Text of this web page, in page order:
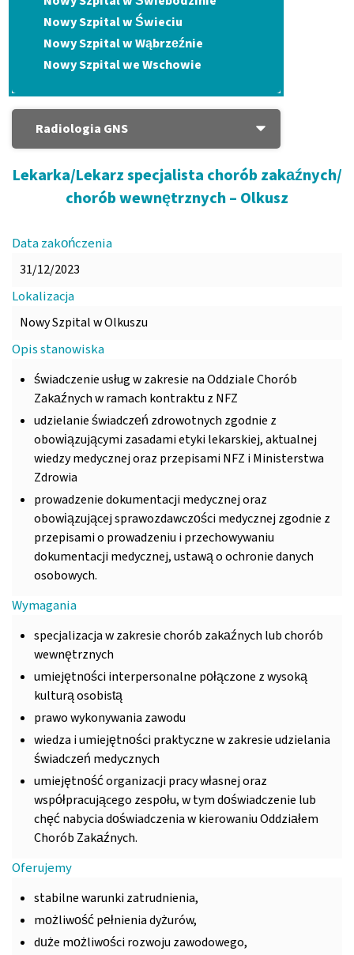
Nowy Szpital w Świeciu
Nowy Szpital w Wąbrzeźnie
Nowy Szpital we Wschowie
Radiologia GNS
Lekarka/Lekarz specjalista chorób zakaźnych/
chorób wewnętrznych – Olkusz
Data zakończenia
31/12/2023
Lokalizacja
Nowy Szpital w Olkuszu
Opis stanowiska
świadczenie usług w zakresie na Oddziale Chorób
Zakaźnych w ramach kontraktu z NFZ
udzielanie świadczeń zdrowotnych zgodnie z
obowiązującymi zasadami etyki lekarskiej, aktualnej
wiedzy medycznej oraz przepisami NFZ i Ministerstwa
Zdrowia
prowadzenie dokumentacji medycznej oraz
obowiązującej sprawozdawczości medycznej zgodnie z
przepisami o prowadzeniu i przechowywaniu
dokumentacji medycznej, ustawą o ochronie danych
osobowych.
Wymagania
specjalizacja w zakresie chorób zakaźnych lub chorób
wewnętrznych
umiejętności interpersonalne połączone z wysoką
kulturą osobistą
prawo wykonywania zawodu
wiedza i umiejętności praktyczne w zakresie udzielania
świadczeń medycznych
umiejętność organizacji pracy własnej oraz
współpracującego zespołu, w tym doświadczenie lub
chęć nabycia doświadczenia w kierowaniu Oddziałem
Chorób Zakaźnych.
Oferujemy
stabilne warunki zatrudnienia,
możliwość pełnienia dyżurów,
duże możliwości rozwoju zawodowego,